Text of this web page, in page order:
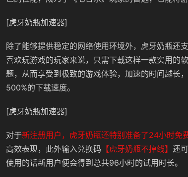
[虎牙奶瓶加速器]
除了能够提供稳定的网络使用环境外，虎牙奶瓶还
喜欢玩游戏的玩家来说，只需下载这样一款实用的
题，从而享受到极致的游戏体验，加速的时间越长
500%的下载速度。
[虎牙奶瓶加速器]
对于新注册用户，虎牙奶瓶还特别准备了24小时免
高效表现，此外输入兑换码 【虎牙奶瓶不掉线】 还
使用的话新用户便会得到总共96小时的试用时长。